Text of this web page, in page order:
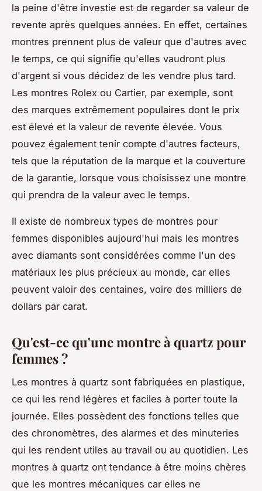
la peine d'être investie est de regarder sa valeur de
revente après quelques années. En effet, certaines
montres prennent plus de valeur que d'autres avec
le temps, ce qui signifie qu'elles vaudront plus
d'argent si vous décidez de les vendre plus tard.
Les montres Rolex ou Cartier, par exemple, sont
des marques extrêmement populaires dont le prix
est élevé et la valeur de revente élevée. Vous
pouvez également tenir compte d'autres facteurs,
tels que la réputation de la marque et la couverture
de la garantie, lorsque vous choisissez une montre
qui prendra de la valeur avec le temps.
Il existe de nombreux types de montres pour
femmes disponibles aujourd'hui mais les montres
avec diamants sont considérées comme l'un des
matériaux les plus précieux au monde, car elles
peuvent valoir des centaines, voire des milliers de
dollars par carat.
Qu'est-ce qu'une montre à quartz pour
femmes ?
Les montres à quartz sont fabriquées en plastique,
ce qui les rend légères et faciles à porter toute la
journée. Elles possèdent des fonctions telles que
des chronomètres, des alarmes et des minuteries
qui les rendent utiles au travail ou au quotidien. Les
montres à quartz ont tendance à être moins chères
que les montres mécaniques car elles ne